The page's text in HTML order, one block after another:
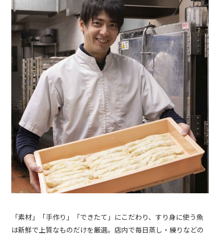
「素材」「手作り」「できたて」にこだわり、すり身に使う魚
は新鮮で上質なものだけを厳選。店内で毎日蒸し・練りなどの